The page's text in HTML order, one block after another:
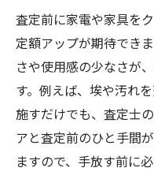
査定前に家電や家具を
定額アップが期待でき
さや使用感の少なさが
す。例えば、埃や汚れ
施すだけでも、査定士
アと査定前のひと手間
ますので、手放す前に